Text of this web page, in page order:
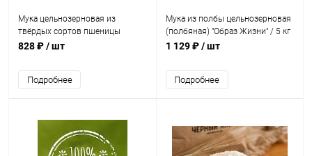
Мука цельнозерновая из
твёрдых сортов пшеницы
"Алтайкрупа" / 5 кг
828 ₽/ шт
Подробнее
Мука из полбы цельнозерновая
(полбяная) "Образ Жизни" / 5 кг
1 129 ₽/ шт
Подробнее